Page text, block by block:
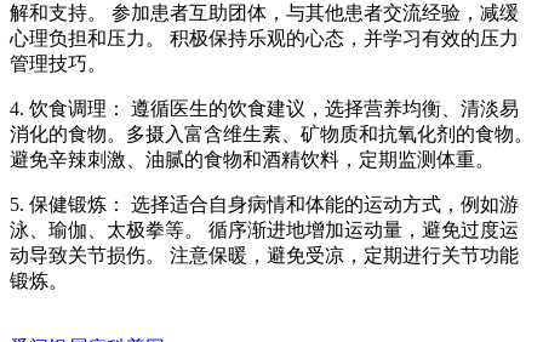
解和支持。 参加患者互助团体，与其他患者交流经验，减缓
心理负担和压力。 积极保持乐观的心态，并学习有效的压力
管理技巧。
4. 饮食调理： 遵循医生的饮食建议，选择营养均衡、清淡易
消化的食物。多摄入富含维生素、矿物质和抗氧化剂的食物。
避免辛辣刺激、油腻的食物和酒精饮料，定期监测体重。
5. 保健锻炼： 选择适合自身病情和体能的运动方式，例如游
泳、瑜伽、太极拳等。 循序渐进地增加运动量，避免过度运
动导致关节损伤。 注意保暖，避免受凉，定期进行关节功能
锻炼。